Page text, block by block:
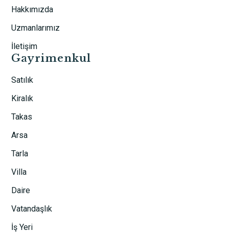
Hakkımızda
Uzmanlarımız
İletişim
Gayrimenkul
Satılık
Kiralık
Takas
Arsa
Tarla
Villa
Daire
Vatandaşlık
İş Yeri